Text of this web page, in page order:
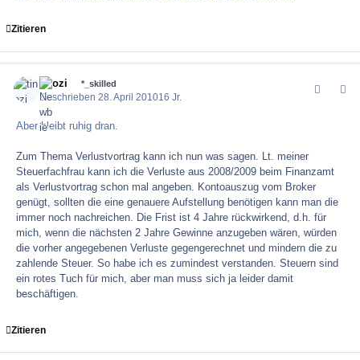
Zitieren
tinozi *_skilled
Geschrieben28. April 201016 Jr.
Aber bleibt ruhig dran.
Zum Thema Verlustvortrag kann ich nun was sagen. Lt. meiner
Steuerfachfrau kann ich die Verluste aus 2008/2009 beim Finanzamt
als Verlustvortrag schon mal angeben. Kontoauszug vom Broker
genügt, sollten die eine genauere Aufstellung benötigen kann man die
immer noch nachreichen. Die Frist ist 4 Jahre rückwirkend, d.h. für
mich, wenn die nächsten 2 Jahre Gewinne anzugeben wären, würden
die vorher angegebenen Verluste gegengerechnet und mindern die zu
zahlende Steuer. So habe ich es zumindest verstanden. Steuern sind
ein rotes Tuch für mich, aber man muss sich ja leider damit
beschäftigen.
Zitieren